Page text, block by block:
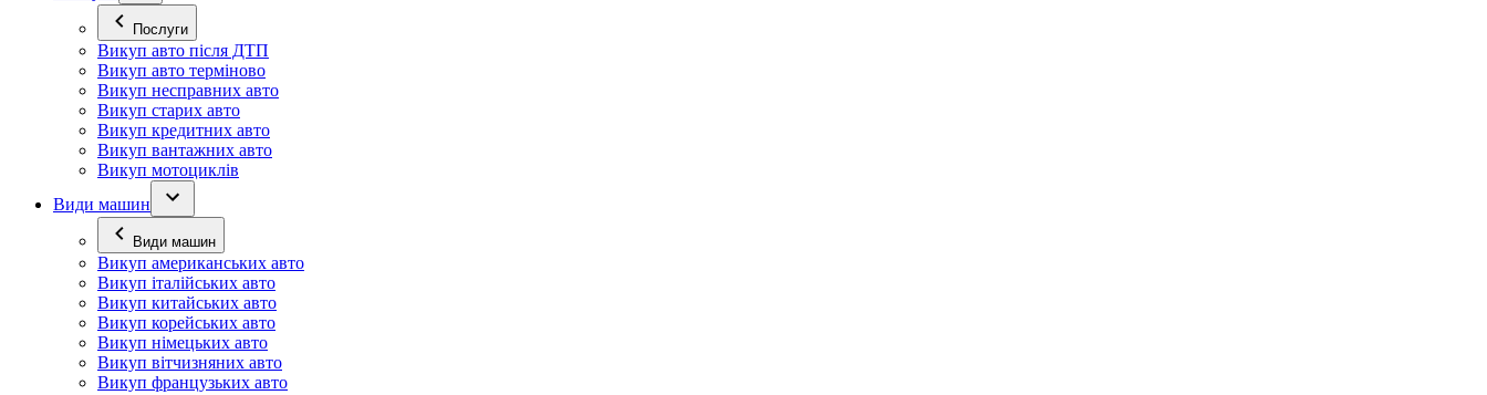
Послуги
Викуп авто після ДТП
Викуп авто терміново
Викуп несправних авто
Викуп старих авто
Викуп кредитних авто
Викуп вантажних авто
Викуп мотоциклів
Види машин
Види машин
Викуп американських авто
Викуп італійських авто
Викуп китайських авто
Викуп корейських авто
Викуп німецьких авто
Викуп вітчизняних авто
Викуп французьких авто